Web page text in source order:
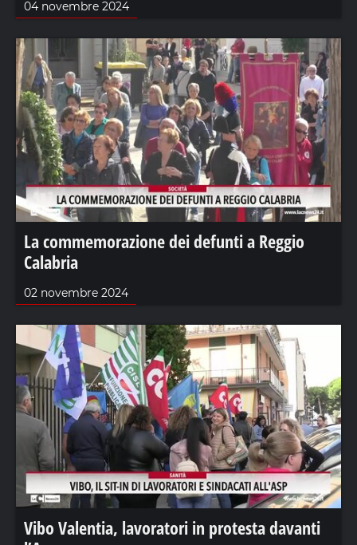
04 novembre 2024
La commemorazione dei defunti a Reggio
Calabria
02 novembre 2024
Vibo Valentia, lavoratori in protesta davanti